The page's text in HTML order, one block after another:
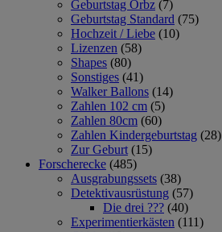
Geburtstag Orbz (7)
Geburtstag Standard (75)
Hochzeit / Liebe (10)
Lizenzen (58)
Shapes (80)
Sonstiges (41)
Walker Ballons (14)
Zahlen 102 cm (5)
Zahlen 80cm (60)
Zahlen Kindergeburtstag (28)
Zur Geburt (15)
Forscherecke (485)
Ausgrabungssets (38)
Detektivausrüstung (57)
Die drei ??? (40)
Experimentierkästen (111)